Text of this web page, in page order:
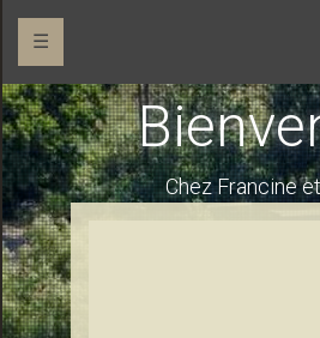
☰
Chez Francine